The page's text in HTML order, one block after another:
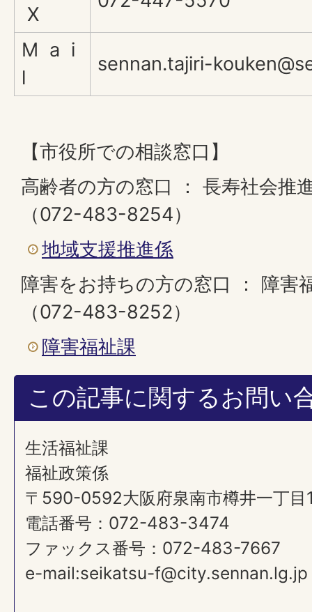
X
M a i
l
sennan.tajiri-
【市役所での相談窓口】
高齢者の方の窓口 ： 長寿社会推
（072-483-8254）
地域支援推進係
障害をお持ちの方の窓口 ： 障害
（072-483-8252）
障害福祉課
この記事に関するお問い
生活福祉課
福祉政策係
〒590-0592大阪府泉南市樽井一丁目
電話番号：072-483-3474
ファックス番号：072-483-7667
e-mail:seikatsu-f@city.sennan.lg.jp